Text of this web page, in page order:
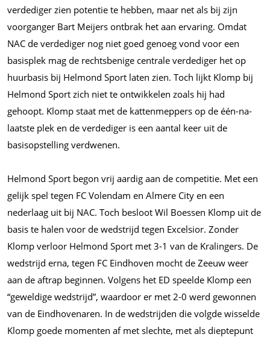
verdediger zien potentie te hebben, maar net als bij zijn
voorganger Bart Meijers ontbrak het aan ervaring. Omdat
NAC de verdediger nog niet goed genoeg vond voor een
basisplek mag de rechtsbenige centrale verdediger het op
huurbasis bij Helmond Sport laten zien. Toch lijkt Klomp bij
Helmond Sport zich niet te ontwikkelen zoals hij had
gehoopt. Klomp staat met de kattenmeppers op de één-na-
laatste plek en de verdediger is een aantal keer uit de
basisopstelling verdwenen.
Helmond Sport begon vrij aardig aan de competitie. Met een
gelijk spel tegen FC Volendam en Almere City en een
nederlaag uit bij NAC. Toch besloot Wil Boessen Klomp uit de
basis te halen voor de wedstrijd tegen Excelsior. Zonder
Klomp verloor Helmond Sport met 3-1 van de Kralingers. De
wedstrijd erna, tegen FC Eindhoven mocht de Zeeuw weer
aan de aftrap beginnen. Volgens het ED speelde Klomp een
“geweldige wedstrijd”, waardoor er met 2-0 werd gewonnen
van de Eindhovenaren. In de wedstrijden die volgde wisselde
Klomp goede momenten af met slechte, met als dieptepunt